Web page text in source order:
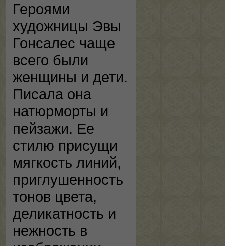
Героями
художницы Эвы
Гонсалес чаще
всего были
женщины и дети.
Писала она
натюрморты и
пейзажи. Ее
стилю присущи
мягкость линий,
приглушенность
тонов цвета,
деликатность и
нежность в